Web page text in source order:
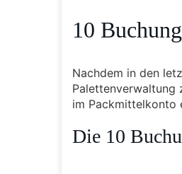
10
Nachdem in den
Palettenverwaltung
im Packmittelkonto
Die 10